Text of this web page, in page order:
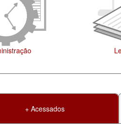
+ Acessados